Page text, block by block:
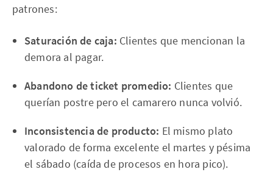
patrones:
Saturación de caja: Clientes que mencionan la
demora al pagar.
Abandono de ticket promedio: Clientes que
querían postre pero el camarero nunca volvió.
Inconsistencia de producto: El mismo plato
valorado de forma excelente el martes y pésima
el sábado (caída de procesos en hora pico).